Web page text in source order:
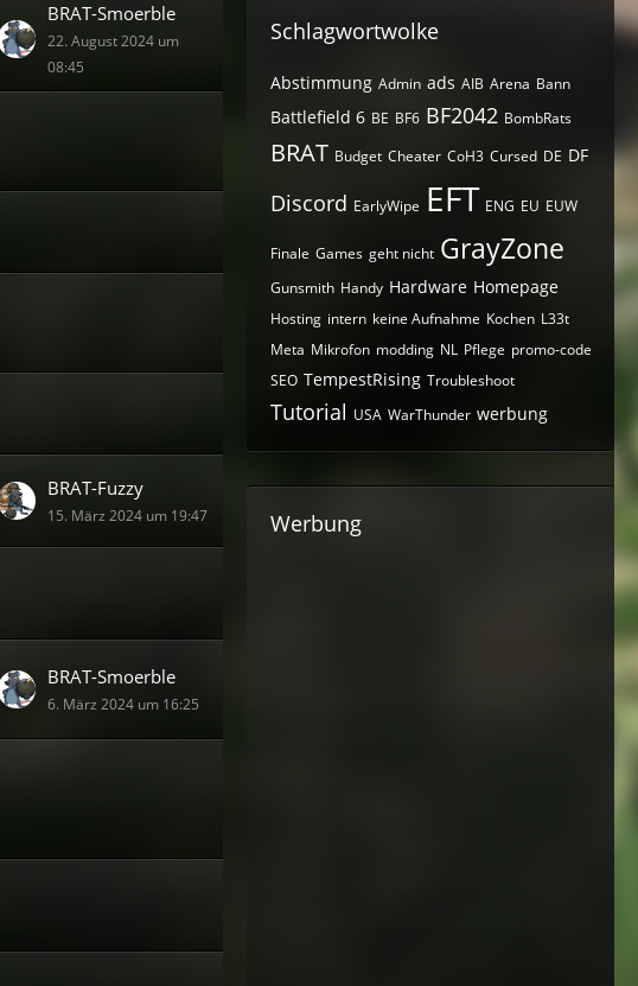
BRAT-Smoerble
22. August 2024 um
08:45
BRAT-Fuzzy
15. März 2024 um 19:47
BRAT-Smoerble
6. März 2024 um 16:25
Schlagwortwolke
Abstimmung Admin ads AIB Arena Bann
Battlefield 6 BE BF6 BF2042 BombRats
BRAT Budget Cheater CoH3 Cursed DE DF
Discord EarlyWipe EFT ENG EU EUW
Finale Games geht nicht GrayZone
Gunsmith Handy Hardware Homepage
Hosting intern keine Aufnahme Kochen L33t
Meta Mikrofon modding NL Pflege promo-code
SEO TempestRising Troubleshoot
Tutorial USA WarThunder werbung
Werbung